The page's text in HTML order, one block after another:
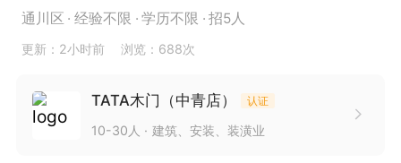
通川区 经验不限 学历不限 招5人
更新：2小时前 浏览：688次
TATA木门（中青店） 认证
10-30人 建筑、安装、装潢业